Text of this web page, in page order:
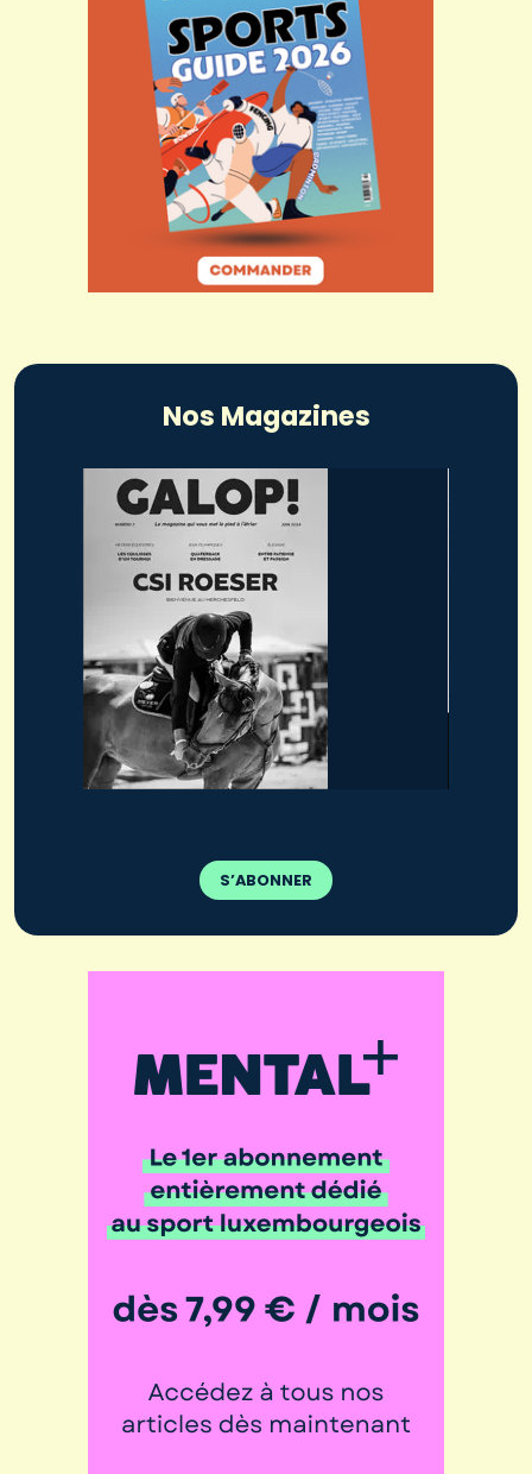
Nos Magazines
S’ABONNER